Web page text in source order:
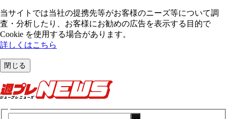
当サイトでは当社の提携先等がお客様のニーズ等について調
査・分析したり、お客様にお勧めの広告を表⽰する⽬的で
Cookie を使⽤する場合があります。
詳しくはこちら
閉じる